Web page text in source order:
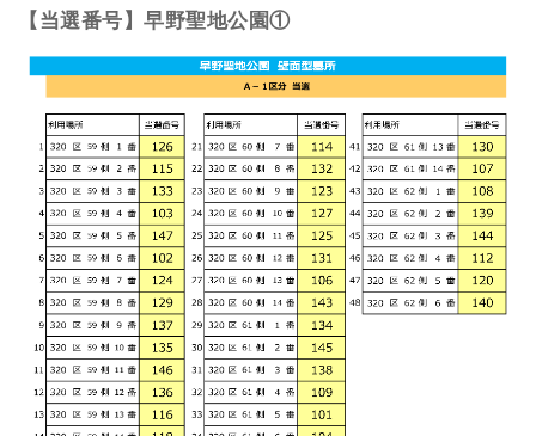
【当選番号】早野聖地公園①